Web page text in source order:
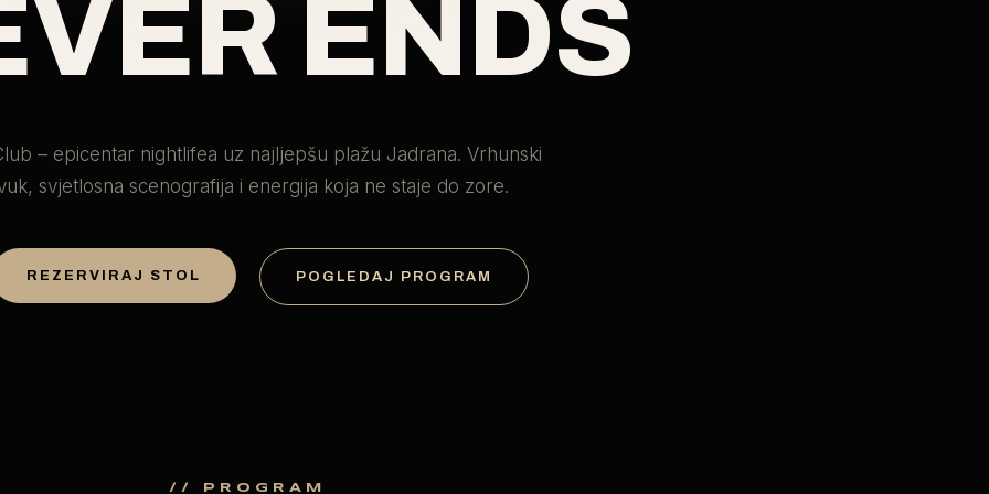
ENDS
– epicentar nightlifea uz najljepšu plažu Jadrana. Vrhunski
svjetlosna scenografija i energija koja ne staje do zore.
REZERVIRAJ STOL POGLEDAJ PROGRAM
// PROGRAM